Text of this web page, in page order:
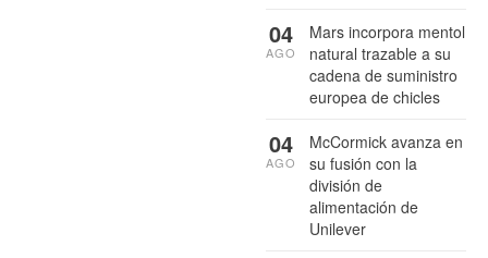
Mars incorpora mentol
natural trazable a su
cadena de suministro
europea de chicles
04
AGO
McCormick avanza en
su fusión con la
división de
alimentación de
Unilever
04
AGO